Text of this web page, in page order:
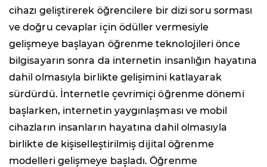
cihazı geliştirerek öğrencilere bir dizi soru sorması
ve doğru cevaplar için ödüller vermesiyle
gelişmeye başlayan öğrenme teknolojileri önce
bilgisayarın sonra da internetin insanlığın hayatına
dahil olmasıyla birlikte gelişimini katlayarak
sürdürdü. İnternetle çevrimiçi öğrenme dönemi
başlarken, internetin yaygınlaşması ve mobil
cihazların insanların hayatına dahil olmasıyla
birlikte de kişiselleştirilmiş dijital öğrenme
modelleri gelişmeye başladı. Öğrenme